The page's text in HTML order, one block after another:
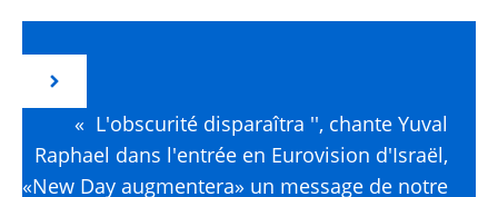
« L'obscurité disparaîtra '', chante Yuval
Raphael dans l'entrée en Eurovision d'Israël,
«New Day augmentera» un message de notre